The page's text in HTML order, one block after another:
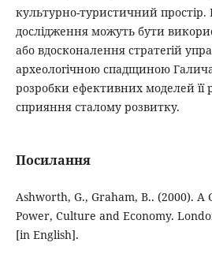
культурно-туристичний простір.
дослідження можуть бути
або вдосконалення стратегій
археологічною спадщиною Галича
розробки ефективних моделей її
сприяння сталому розвитку.
Посилання
Ashworth, G., Graham, B.. (2000). A
Power, Culture and Economy.
[in English].